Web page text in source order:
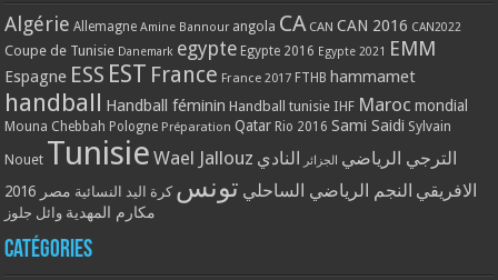
Algérie Allemagne Amine Bannour angola CA CAN CAN 2016 CAN2022
Coupe de Tunisie Danemark egypte Egypte 2016 Egypte 2021 EMM
Espagne ESS EST France France 2017 FTHB hammamet
handball Handball féminin Handball tunisie IHF Maroc mondial
Mouna Chebbah Pologne Préparation Qatar Rio 2016 Sami Saidi Sylvain
Nouet Tunisie Wael Jallouz الترجي الرياضي الجزائر النادي
الافريقي النجم الرياضي الساحلي تونس كرة اليد النسائية مصر 2016
مكارم المهدية وائل جلوز
Catégories